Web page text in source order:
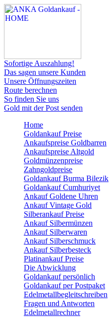
Sofortige Auszahlung!
Das sagen unsere Kunden
Unsere Öffnungszeiten
Route berechnen
So finden Sie uns
Gold mit der Post senden
Home
Goldankauf Preise
Ankaufspreise Goldbarren
Ankaufspreise Altgold
Goldmünzenpreise
Zahngoldpreise
Goldankauf Burma Bilezik
Goldankauf Cumhuriyet
Ankauf Goldene Uhren
Ankauf Vintage Gold
Silberankauf Preise
Ankauf Silbermünzen
Ankauf Silberwaren
Ankauf Silberschmuck
Ankauf Silberbesteck
Platinankauf Preise
Die Abwicklung
Goldankauf persönlich
Goldankauf per Postpaket
Edelmetallbegleitschreiben
Fragen und Antworten
Edelmetallrechner